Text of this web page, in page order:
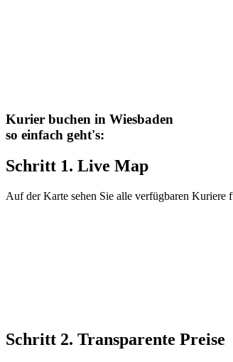
Kurier buchen in Wiesbaden
so einfach geht's:
Schritt 1. Live Map
Auf der Karte sehen Sie alle verfügbaren Kuriere
Schritt 2. Transparente Preise